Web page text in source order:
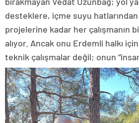
desteklere, içme suyu
projelerine kadar her çalışmanın
alıyor. Ancak onu Erdemli halkı
teknik çalışmalar değil; onun “insan